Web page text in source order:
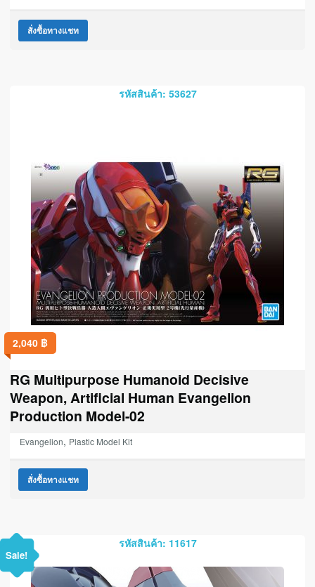
สั่งซื้อทางแชท
รหัสสินค้า: 53627
2,040 ฿
RG Multipurpose Humanoid Decisive
Weapon, Artificial Human Evangelion
Production Model-02
Evangelion, Plastic Model Kit
สั่งซื้อทางแชท
รหัสสินค้า: 11617
Sale!